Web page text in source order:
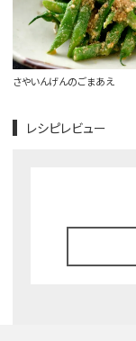
さやいんげんのごまあえ
レシピレビュー